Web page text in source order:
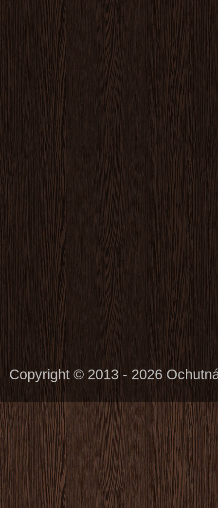
Copyright © 2013 - 2026